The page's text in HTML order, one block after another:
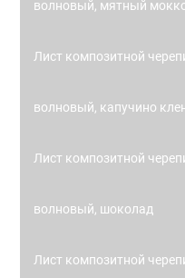
волновый, мятный
Лист композитной
волновый, капучино
Лист композитной
волновый, шоколад
Лист композитной